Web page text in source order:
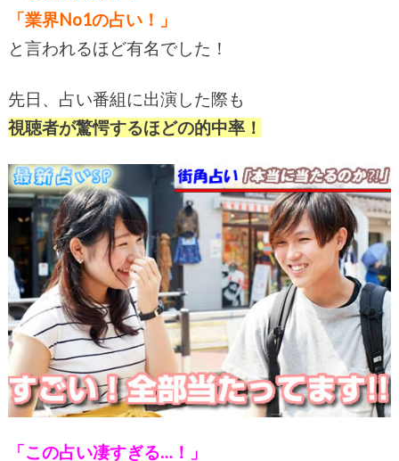
「業界No1の占い！」
と言われるほど有名でした！
先日、占い番組に出演した際も
視聴者が驚愕するほどの的中率！
「この占い凄すぎる…！」